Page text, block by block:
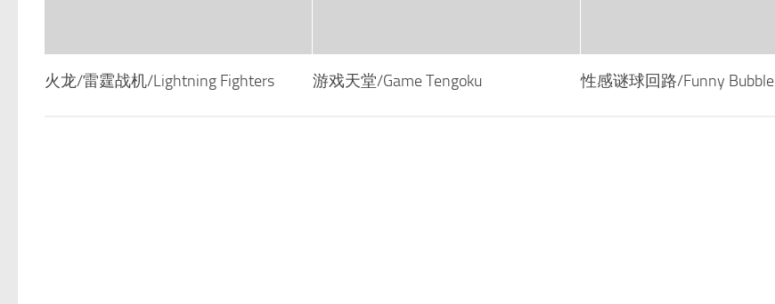
火龙/雷霆战机/Lightning Fighters 游戏天堂/Game Tengoku 性感谜球回路/Funny Bubble